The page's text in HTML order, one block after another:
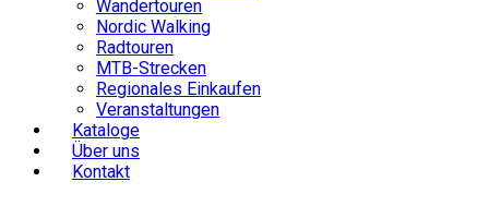
Wandertouren
Nordic Walking
Radtouren
MTB-Strecken
Regionales Einkaufen
Veranstaltungen
Kataloge
Über uns
Kontakt